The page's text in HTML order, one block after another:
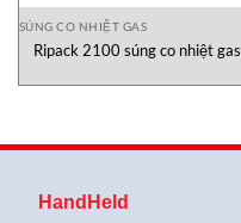
SÚNG CO NHIỆT GAS
Ripack 2100 súng co nhiệt gas
HandHeld